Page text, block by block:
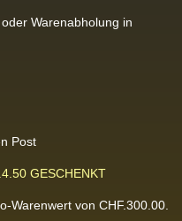
Warenabholung in
Post
GESCHENKT
Warenwert von CHF.300.00.